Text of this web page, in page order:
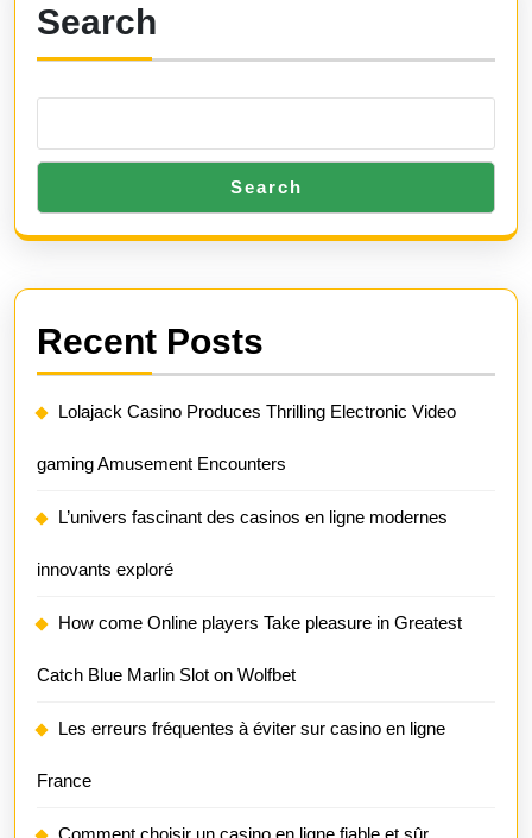
Search
Search
Recent Posts
Lolajack Casino Produces Thrilling Electronic Video
gaming Amusement Encounters
L’univers fascinant des casinos en ligne modernes
innovants exploré
How come Online players Take pleasure in Greatest
Catch Blue Marlin Slot on Wolfbet
Les erreurs fréquentes à éviter sur casino en ligne
France
Comment choisir un casino en ligne fiable et sûr